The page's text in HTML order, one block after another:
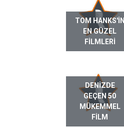
TOM HANKS'IN
EN GÜZEL
FILMLERI
DENIZDE
GEÇEN 50
MÜKEMMEL
FILM